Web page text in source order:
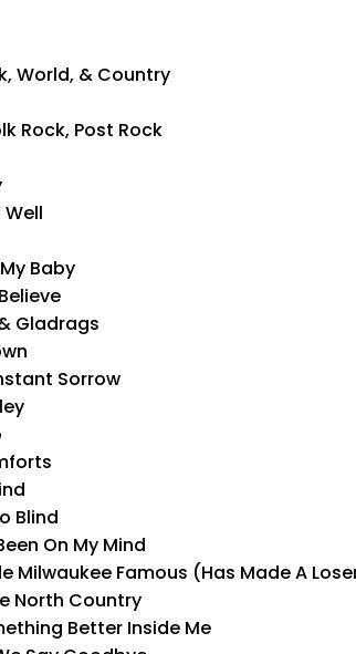
World, & Country
Rock, Post Rock
Baby
Gladrags
Sorrow
Blind
On My Mind
Milwaukee Famous (Has Made A
North Country
Better Inside Me